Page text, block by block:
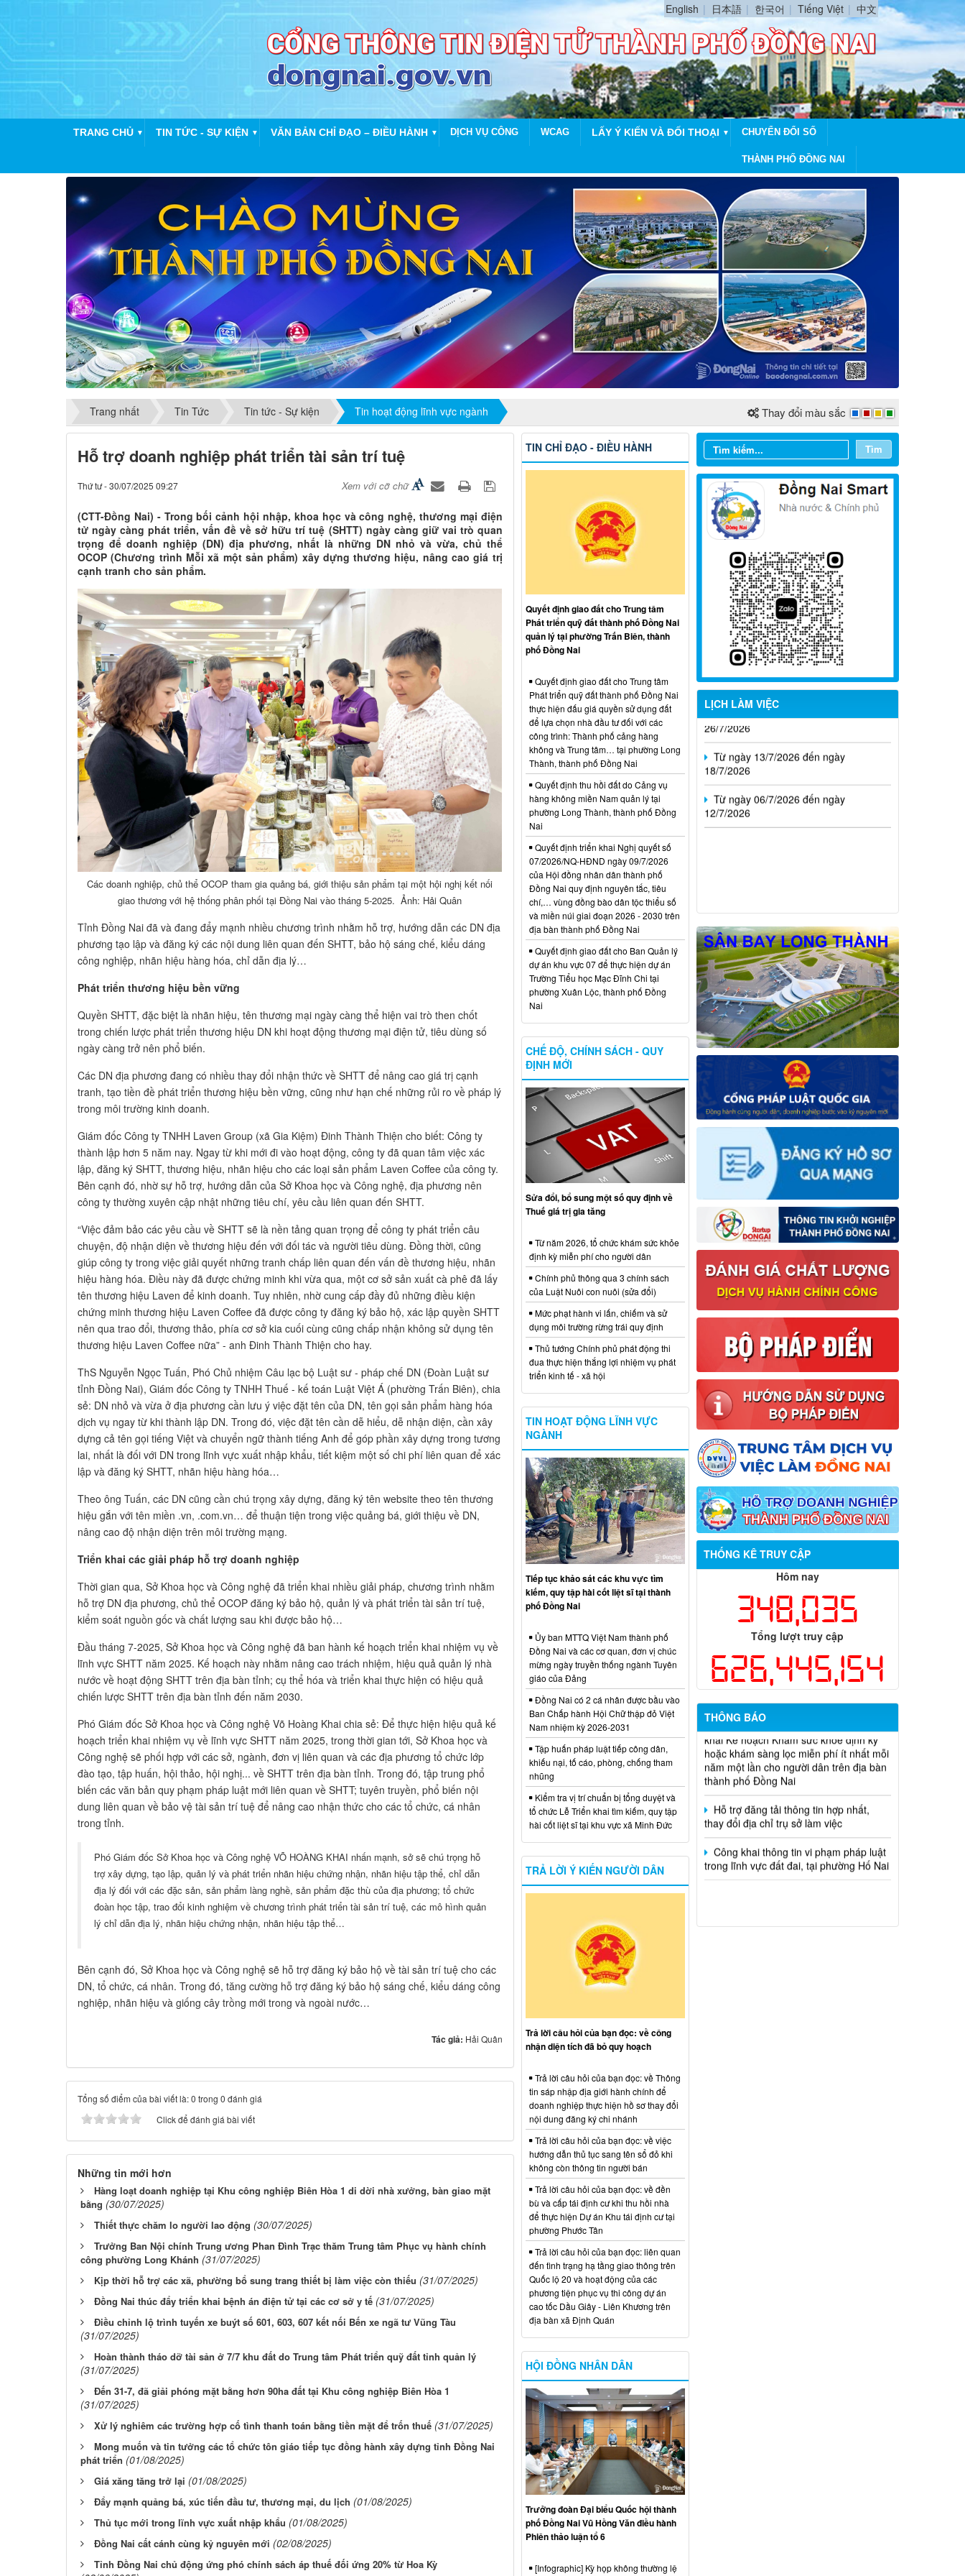
English 日本語 한국어 Tiếng Việt 中文
TRANG CHỦ ▼ TIN TỨC - SỰ KIỆN ▼ VĂN BẢN CHỈ ĐẠO – ĐIỀU HÀNH ▼ DỊCH VỤ CÔNG WCAG LẤY Ý KIẾN VÀ ĐỐI THOẠI ▼ CHUYỂN ĐỔI SỐ
THÀNH PHỐ ĐỒNG NAI
Trang nhất Tin Tức Tin tức - Sự kiện Tin hoạt động lĩnh vực ngành Thay đổi màu sắc
Hỗ trợ doanh nghiệp phát triển tài sản trí tuệ
Thứ tư - 30/07/2025 09:27 Xem với cỡ chữ
(CTT-Đồng Nai) - Trong bối cảnh hội nhập, khoa học và công nghệ, thương mại điện
tử ngày càng phát triển, vấn đề về sở hữu trí tuệ (SHTT) ngày càng giữ vai trò quan
trọng để doanh nghiệp (DN) địa phương, nhất là những DN nhỏ và vừa, chủ thể
OCOP (Chương trình Mỗi xã một sản phẩm) xây dựng thương hiệu, nâng cao giá trị
cạnh tranh cho sản phẩm.
Các doanh nghiệp, chủ thể OCOP tham gia quảng bá, giới thiệu sản phẩm tại một hội nghị kết nối
giao thương với hệ thống phân phối tại Đồng Nai vào tháng 5-2025. Ảnh: Hải Quân
Tỉnh Đồng Nai đã và đang đẩy mạnh nhiều chương trình nhằm hỗ trợ, hướng dẫn các DN địa
phương tạo lập và đăng ký các nội dung liên quan đến SHTT, bảo hộ sáng chế, kiểu dáng
công nghiệp, nhãn hiệu hàng hóa, chỉ dẫn địa lý…
Phát triển thương hiệu bền vững
Quyền SHTT, đặc biệt là nhãn hiệu, tên thương mại ngày càng thể hiện vai trò then chốt
trong chiến lược phát triển thương hiệu DN khi hoạt động thương mại điện tử, tiêu dùng số
ngày càng trở nên phổ biến.
Các DN địa phương đang có nhiều thay đổi nhận thức về SHTT để nâng cao giá trị cạnh
tranh, tạo tiền đề phát triển thương hiệu bền vững, cũng như hạn chế những rủi ro về pháp lý
trong môi trường kinh doanh.
Giám đốc Công ty TNHH Laven Group (xã Gia Kiệm) Đinh Thành Thiện cho biết: Công ty
thành lập hơn 5 năm nay. Ngay từ khi mới đi vào hoạt động, công ty đã quan tâm việc xác
lập, đăng ký SHTT, thương hiệu, nhãn hiệu cho các loại sản phẩm Laven Coffee của công ty.
Bên cạnh đó, nhờ sự hỗ trợ, hướng dẫn của Sở Khoa học và Công nghệ, địa phương nên
công ty thường xuyên cập nhật những tiêu chí, yêu cầu liên quan đến SHTT.
“Việc đảm bảo các yêu cầu về SHTT sẽ là nền tảng quan trọng để công ty phát triển câu
chuyện, độ nhận diện về thương hiệu đến với đối tác và người tiêu dùng. Đồng thời, cũng
giúp công ty trong việc giải quyết những tranh chấp liên quan đến vấn đề thương hiệu, nhãn
hiệu hàng hóa. Điều này đã được chứng minh khi vừa qua, một cơ sở sản xuất cà phê đã lấy
tên thương hiệu Laven để kinh doanh. Tuy nhiên, nhờ cung cấp đầy đủ những điều kiện
chứng minh thương hiệu Laven Coffee đã được công ty đăng ký bảo hộ, xác lập quyền SHTT
nên qua trao đổi, thương thảo, phía cơ sở kia cuối cùng cũng chấp nhận không sử dụng tên
thương hiệu Laven Coffee nữa” - anh Đinh Thành Thiện cho hay.
ThS Nguyễn Ngọc Tuấn, Phó Chủ nhiệm Câu lạc bộ Luật sư - pháp chế DN (Đoàn Luật sư
tỉnh Đồng Nai), Giám đốc Công ty TNHH Thuế - kế toán Luật Việt Á (phường Trấn Biên), chia
sẻ: DN nhỏ và vừa ở địa phương cần lưu ý việc đặt tên của DN, tên gọi sản phẩm hàng hóa
dịch vụ ngay từ khi thành lập DN. Trong đó, việc đặt tên cần dễ hiểu, dễ nhận diện, cần xây
dựng cả tên gọi tiếng Việt và chuyển ngữ thành tiếng Anh để góp phần xây dựng trong tương
lai, nhất là đối với DN trong lĩnh vực xuất nhập khẩu, tiết kiệm một số chi phí liên quan để xác
lập và đăng ký SHTT, nhãn hiệu hàng hóa…
Theo ông Tuấn, các DN cũng cần chú trọng xây dựng, đăng ký tên website theo tên thương
hiệu gắn với tên miền .vn, .com.vn… để thuận tiện trong việc quảng bá, giới thiệu về DN,
nâng cao độ nhận diện trên môi trường mạng.
Triển khai các giải pháp hỗ trợ doanh nghiệp
Thời gian qua, Sở Khoa học và Công nghệ đã triển khai nhiều giải pháp, chương trình nhằm
hỗ trợ DN địa phương, chủ thể OCOP đăng ký bảo hộ, quản lý và phát triển tài sản trí tuệ,
kiểm soát nguồn gốc và chất lượng sau khi được bảo hộ…
Đầu tháng 7-2025, Sở Khoa học và Công nghệ đã ban hành kế hoạch triển khai nhiệm vụ về
lĩnh vực SHTT năm 2025. Kế hoạch này nhằm nâng cao trách nhiệm, hiệu quả quản lý nhà
nước về hoạt động SHTT trên địa bàn tỉnh; cụ thể hóa và triển khai thực hiện có hiệu quả
chiến lược SHTT trên địa bàn tỉnh đến năm 2030.
Phó Giám đốc Sở Khoa học và Công nghệ Võ Hoàng Khai chia sẻ: Để thực hiện hiệu quả kế
hoạch triển khai nhiệm vụ về lĩnh vực SHTT năm 2025, trong thời gian tới, Sở Khoa học và
Công nghệ sẽ phối hợp với các sở, ngành, đơn vị liên quan và các địa phương tổ chức lớp
đào tạo, tập huấn, hội thảo, hội nghị... về SHTT trên địa bàn tỉnh. Trong đó, tập trung phổ
biến các văn bản quy phạm pháp luật mới liên quan về SHTT; tuyên truyền, phổ biến nội
dung liên quan về bảo vệ tài sản trí tuệ để nâng cao nhận thức cho các tổ chức, cá nhân
trong tỉnh.
Phó Giám đốc Sở Khoa học và Công nghệ VÕ HOÀNG KHAI nhấn mạnh, sở sẽ chú trọng hỗ
trợ xây dựng, tạo lập, quản lý và phát triển nhãn hiệu chứng nhận, nhãn hiệu tập thể, chỉ dẫn
địa lý đối với các đặc sản, sản phẩm làng nghề, sản phẩm đặc thù của địa phương; tổ chức
đoàn học tập, trao đổi kinh nghiệm về chương trình phát triển tài sản trí tuệ, các mô hình quản
lý chỉ dẫn địa lý, nhãn hiệu chứng nhận, nhãn hiệu tập thể…
Bên cạnh đó, Sở Khoa học và Công nghệ sẽ hỗ trợ đăng ký bảo hộ về tài sản trí tuệ cho các
DN, tổ chức, cá nhân. Trong đó, tăng cường hỗ trợ đăng ký bảo hộ sáng chế, kiểu dáng công
nghiệp, nhãn hiệu và giống cây trồng mới trong và ngoài nước…
Tác giả: Hải Quân
Tổng số điểm của bài viết là: 0 trong 0 đánh giá
Click để đánh giá bài viết
Những tin mới hơn
Hàng loạt doanh nghiệp tại Khu công nghiệp Biên Hòa 1 di dời nhà xưởng, bàn giao mặt
bằng (30/07/2025)
Thiết thực chăm lo người lao động (30/07/2025)
Trưởng Ban Nội chính Trung ương Phan Đình Trạc thăm Trung tâm Phục vụ hành chính
công phường Long Khánh (31/07/2025)
Kịp thời hỗ trợ các xã, phường bổ sung trang thiết bị làm việc còn thiếu (31/07/2025)
Đồng Nai thúc đẩy triển khai bệnh án điện tử tại các cơ sở y tế (31/07/2025)
Điều chỉnh lộ trình tuyến xe buýt số 601, 603, 607 kết nối Bến xe ngã tư Vũng Tàu
(31/07/2025)
Hoàn thành tháo dỡ tài sản ở 7/7 khu đất do Trung tâm Phát triển quỹ đất tỉnh quản lý
(31/07/2025)
Đến 31-7, đã giải phóng mặt bằng hơn 90ha đất tại Khu công nghiệp Biên Hòa 1
(31/07/2025)
Xử lý nghiêm các trường hợp cố tình thanh toán bằng tiền mặt để trốn thuế (31/07/2025)
Mong muốn và tin tưởng các tổ chức tôn giáo tiếp tục đồng hành xây dựng tỉnh Đồng Nai
phát triển (01/08/2025)
Giá xăng tăng trở lại (01/08/2025)
Đẩy mạnh quảng bá, xúc tiến đầu tư, thương mại, du lịch (01/08/2025)
Thủ tục mới trong lĩnh vực xuất nhập khẩu (01/08/2025)
Đồng Nai cất cánh cùng kỷ nguyên mới (02/08/2025)
Tỉnh Đồng Nai chủ động ứng phó chính sách áp thuế đối ứng 20% từ Hoa Kỳ
Tìm
LỊCH LÀM VIỆC
Từ ngày 03/8/2026 đến ngày
09/8/2026
Từ ngày 27/7/2026 đến ngày
02/8/2026
Từ ngày 20/7/2026 đến ngày
26/7/2026
Từ ngày 13/7/2026 đến ngày
18/7/2026
Từ ngày 06/7/2026 đến ngày
12/7/2026
THỐNG KÊ TRUY CẬP
Hôm nay
348,035
Tổng lượt truy cập
626,445,154
THÔNG BÁO
Thông báo về việc tuyển dụng viên
Thông báo tuyển chọn tổ chức và cá
nhân chủ trì thực hiện nhiệm vụ khoa
học và công nghệ cấp thành phố sử
dụng ngân sách nhà nước đặt hàng thực
hiện năm 2026 (đợt 1) lần 3
khai Kế hoạch Khám sức khỏe định kỳ
hoặc khám sàng lọc miễn phí ít nhất mỗi
năm một lần cho người dân trên địa bàn
thành phố Đồng Nai
Hỗ trợ đăng tải thông tin hợp nhất,
thay đổi địa chỉ trụ sở làm việc
Công khai thông tin vi phạm pháp luật
trong lĩnh vực đất đai, tại phường Hố Nai
TIN CHỈ ĐẠO - ĐIỀU HÀNH
Quyết định giao đất cho Trung tâm
Phát triển quỹ đất thành phố Đồng Nai
quản lý tại phường Trấn Biên, thành
phố Đồng Nai
Quyết định giao đất cho Trung tâm
Phát triển quỹ đất thành phố Đồng Nai
thực hiện đấu giá quyền sử dụng đất
để lựa chọn nhà đầu tư đối với các
công trình: Thành phố cảng hàng
không và Trung tâm… tại phường Long
Thành, thành phố Đồng Nai
Quyết định thu hồi đất do Cảng vụ
hàng không miền Nam quản lý tại
phường Long Thành, thành phố Đồng
Nai
Quyết định triển khai Nghị quyết số
07/2026/NQ-HĐND ngày 09/7/2026
của Hội đồng nhân dân thành phố
Đồng Nai quy định nguyên tắc, tiêu
chí,… vùng đồng bào dân tộc thiểu số
và miền núi giai đoạn 2026 - 2030 trên
địa bàn thành phố Đồng Nai
Quyết định giao đất cho Ban Quản lý
dự án khu vực 07 để thực hiện dự án
Trường Tiểu học Mạc Đĩnh Chi tại
phường Xuân Lộc, thành phố Đồng
Nai
CHẾ ĐỘ, CHÍNH SÁCH - QUY
ĐỊNH MỚI
Sửa đổi, bổ sung một số quy định về
Thuế giá trị gia tăng
Từ năm 2026, tổ chức khám sức khỏe
định kỳ miễn phí cho người dân
Chính phủ thông qua 3 chính sách
của Luật Nuôi con nuôi (sửa đổi)
Mức phạt hành vi lấn, chiếm và sử
dụng môi trường rừng trái quy định
Thủ tướng Chính phủ phát động thi
đua thực hiện thắng lợi nhiệm vụ phát
triển kinh tế - xã hội
TIN HOẠT ĐỘNG LĨNH VỰC
NGÀNH
Tiếp tục khảo sát các khu vực tìm
kiếm, quy tập hài cốt liệt sĩ tại thành
phố Đồng Nai
Ủy ban MTTQ Việt Nam thành phố
Đồng Nai và các cơ quan, đơn vị chúc
mừng ngày truyền thống ngành Tuyên
giáo của Đảng
Đồng Nai có 2 cá nhân được bầu vào
Ban Chấp hành Hội Chữ thập đỏ Việt
Nam nhiệm kỳ 2026-2031
Tập huấn pháp luật tiếp công dân,
khiếu nại, tố cáo, phòng, chống tham
nhũng
Kiểm tra vị trí chuẩn bị tổng duyệt và
tổ chức Lễ Triển khai tìm kiếm, quy tập
hài cốt liệt sĩ tại khu vực xã Minh Đức
TRẢ LỜI Ý KIẾN NGƯỜI DÂN
Trả lời câu hỏi của bạn đọc: về công
nhận diện tích đã bỏ quy hoạch
Trả lời câu hỏi của bạn đọc: về Thông
tin sáp nhập địa giới hành chính để
doanh nghiệp thực hiện hồ sơ thay đổi
nội dung đăng ký chi nhánh
Trả lời câu hỏi của bạn đọc: về việc
hướng dẫn thủ tục sang tên sổ đỏ khi
không còn thông tin người bán
Trả lời câu hỏi của bạn đọc: về đền
bù và cấp tái định cư khi thu hồi nhà
để thực hiện Dự án Khu tái định cư tại
phường Phước Tân
Trả lời câu hỏi của bạn đọc: liên quan
đến tình trạng hạ tầng giao thông trên
Quốc lộ 20 và hoạt động của các
phương tiện phục vụ thi công dự án
cao tốc Dầu Giây - Liên Khương trên
địa bàn xã Định Quán
HỘI ĐỒNG NHÂN DÂN
Trưởng đoàn Đại biểu Quốc hội thành
phố Đồng Nai Vũ Hồng Văn điều hành
Phiên thảo luận tổ 6
[Infographic] Kỳ họp không thường lệ